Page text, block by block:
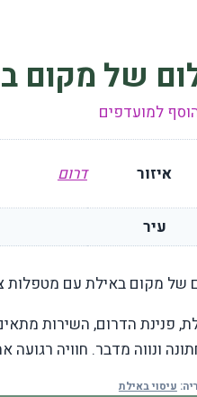
של מקום
למועדפים
איזור דרום
עיר
של מקום באילת עם מטפלות
פנינת הדרום, השירות
ונווה מדבר. חוויה רגועה
עיסוי באילת